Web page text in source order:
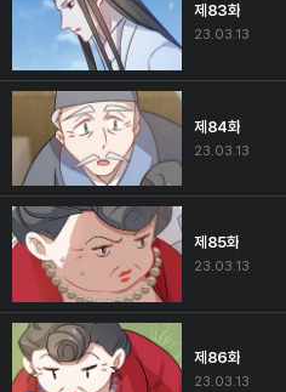
제83화
23.03.13
제84화
23.03.13
제85화
23.03.13
제86화
23.03.13